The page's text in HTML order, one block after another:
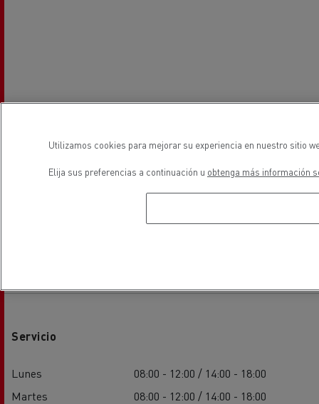
Servicio
Lunes
08:00 - 12:00 / 14:00 - 18:00
Martes
08:00 - 12:00 / 14:00 - 18:00
Utilizamos cookies para mejorar su experiencia en nuestro sitio
Elija sus preferencias a continuación u obtenga más información